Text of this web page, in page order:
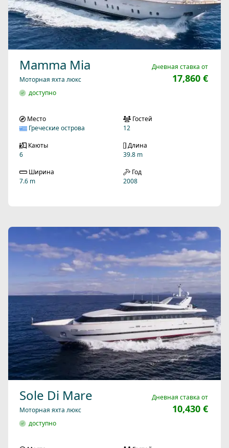
Mamma Mia
Моторная яхта люкс
доступно
Дневная ставка от
17,860 €
Место
Греческие острова
Гостей
12
Каюты
6
Длина
39.8 m
Ширина
7.6 m
Год
2008
Sole Di Mare
Моторная яхта люкс
доступно
Дневная ставка от
10,430 €